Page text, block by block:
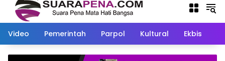
Video Pemerintah Parpol Kultural Ekbis